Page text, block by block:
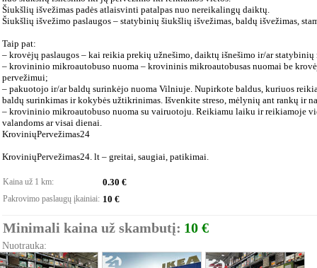
Šiukšlių išvežimas padės atlaisvinti patalpas nuo nereikalingų daiktų.
Šiukšlių išvežimo paslaugos – statybinių šiukšlių išvežimas, baldų išvežimas,
Taip pat:
– krovėjų paslaugos – kai reikia prekių užnešimo, daiktų išnešimo ir/ar
– krovininio mikroautobuso nuoma – krovininis mikroautobusas nuomai be
pervežimui;
– pakuotojo ir/ar baldų surinkėjo nuoma Vilniuje. Nupirkote baldus, kuriuos
baldų surinkimas ir kokybės užtikrinimas. Išvenkite streso, mėlynių ant rankų ir
– krovininio mikroautobuso nuoma su vairuotoju. Reikiamu laiku ir reikiamoje
valandoms ar visai dienai.
KroviniųPervežimas24
KroviniųPervežimas24. lt – greitai, saugiai, patikimai.
Kaina už 1 km: 0.30 €
Pakrovimo paslaugų įkainiai: 10 €
Minimali kaina už skambutį: 10 €
Nuotrauka: